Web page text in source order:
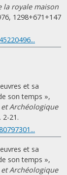
la royale maison
1298+671+147
et sa
son temps »,
Archéologique
2-21.
et sa
son temps »,
Archéologique